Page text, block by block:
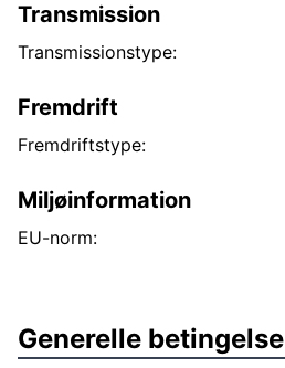
Transmission
Transmissionstype:
Fremdrift
Fremdriftstype:
Miljøinformation
EU-norm:
Generelle